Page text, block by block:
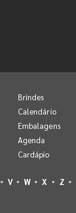
Brindes
Calendário
Embalagens
Agenda
Cardápio
V W X Z